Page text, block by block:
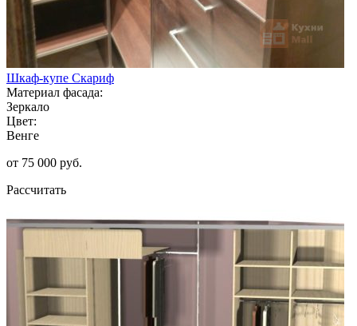
Шкаф-купе Скариф
Материал фасада:
Зеркало
Цвет:
Венге
от 75 000 руб.
Рассчитать